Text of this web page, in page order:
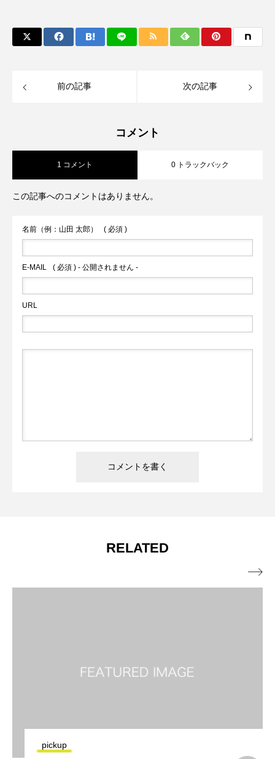
前の記事 次の記事
コメント
1 コメント 0 トラックバック
この記事へのコメントはありません。
名前（例：山田 太郎） ( 必須 )
E-MAIL ( 必須 ) - 公開されません -
URL
RELATED
pickup
